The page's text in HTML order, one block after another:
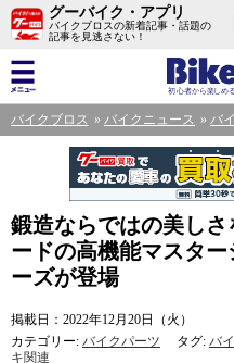
グーバイク・アプリ
バイクブロスの新着記事・話題の
記事を見逃さない！
バイクブロス バイクニュース バ
鍛造ならではの美し
ードの高機能マスタ
ーズが登場
掲載日：2022年12月20日（火）
カテゴリー: バイクパーツ タグ: バ
キ関連